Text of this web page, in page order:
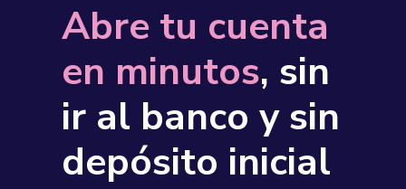
Abre tu cuenta
en minutos, sin
ir al banco y sin
depósito inicial